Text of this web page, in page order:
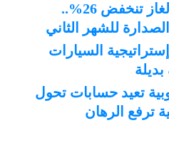
واردات إسبانيا من الغاز تنخفض 26%..
للشهر الثاني
إستراتيجية السيارات
تعيد حسابات تحول
ترفع الرهان